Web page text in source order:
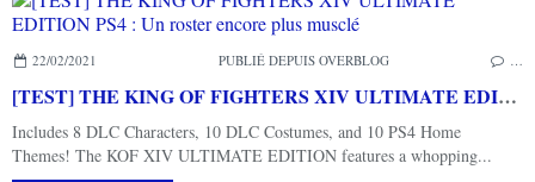
22/02/2021 PUBLIÉ DEPUIS OVERBLOG
[TEST] THE KING OF FIGHTERS XIV ULTIMATE EDITION PS4 : Un roster encore plus musclé
Includes 8 DLC Characters, 10 DLC Costumes, and 10 PS4 Home
Themes! The KOF XIV ULTIMATE EDITION features a whopping...